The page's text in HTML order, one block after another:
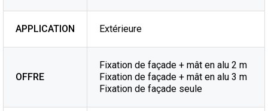
APPLICATION Extérieure
OFFRE
Fixation de façade + mât en alu 2 m
Fixation de façade + mât en alu 3 m
Fixation de façade seule